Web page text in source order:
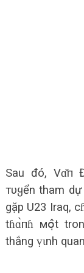
Sau đó, Vɑ̌п
тυყển tham
gặp U23 Iraq,
tɦɑ̀пɦ мօ̣̂t
thắng ṿɩnh